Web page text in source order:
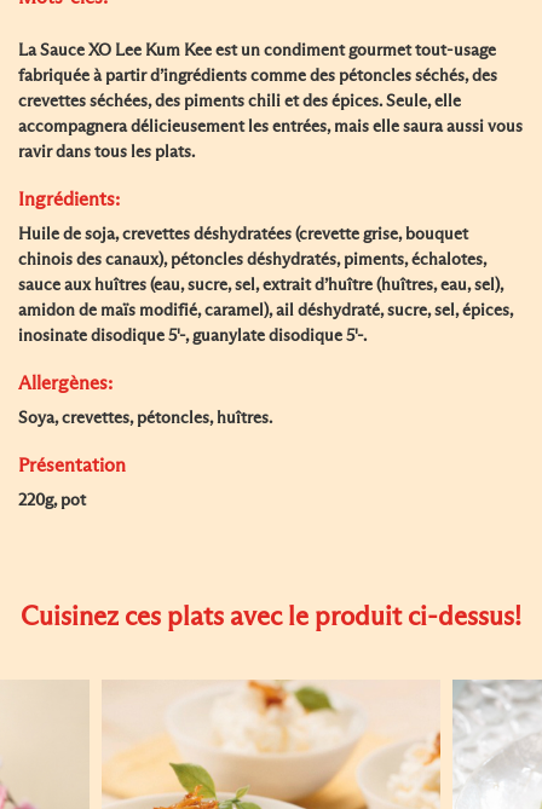
La Sauce XO Lee Kum Kee est un condiment gourmet tout-usage
fabriquée à partir d’ingrédients comme des pétoncles séchés, des
crevettes séchées, des piments chili et des épices. Seule, elle
accompagnera délicieusement les entrées, mais elle saura aussi vous
ravir dans tous les plats.
Ingrédients:
Huile de soja, crevettes déshydratées (crevette grise, bouquet
chinois des canaux), pétoncles déshydratés, piments, échalotes,
sauce aux huîtres (eau, sucre, sel, extrait d’huître (huîtres, eau, sel),
amidon de maïs modifié, caramel), ail déshydraté, sucre, sel, épices,
inosinate disodique 5'-, guanylate disodique 5'-.
Allergènes:
Soya, crevettes, pétoncles, huîtres.
Présentation
220g, pot
Cuisinez ces plats avec le produit ci-dessus!